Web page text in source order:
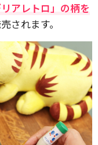
リアレトロ」の柄を
されます。